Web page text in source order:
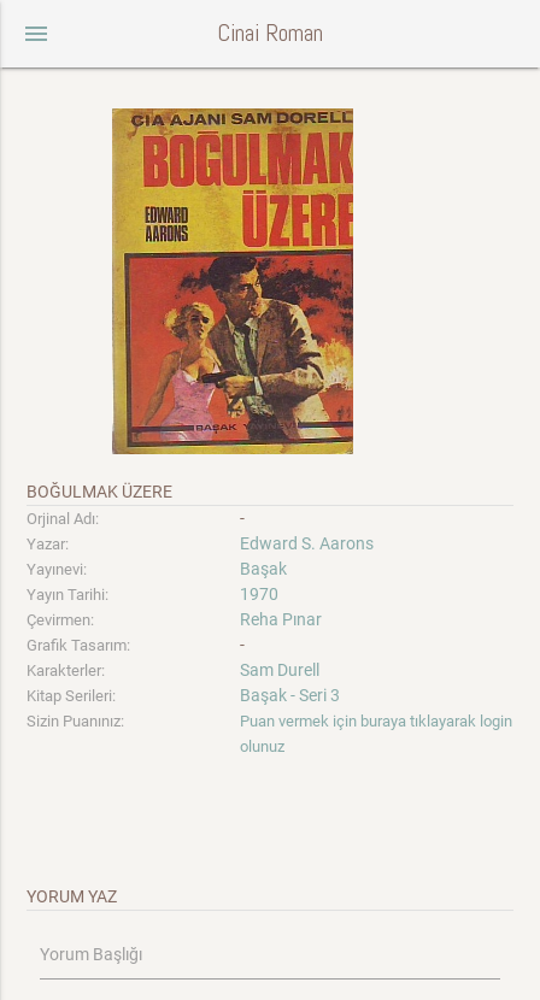
menu Cinai Roman
BOĞULMAK ÜZERE
Orjinal Adı: -
Yazar: Edward S. Aarons
Yayınevi: Başak
Yayın Tarihi: 1970
Çevirmen: Reha Pınar
Grafik Tasarım: -
Karakterler: Sam Durell
Kitap Serileri: Başak - Seri 3
Sizin Puanınız:
Puan vermek için buraya tıklayarak login
olunuz
YORUM YAZ
Yorum Başlığı